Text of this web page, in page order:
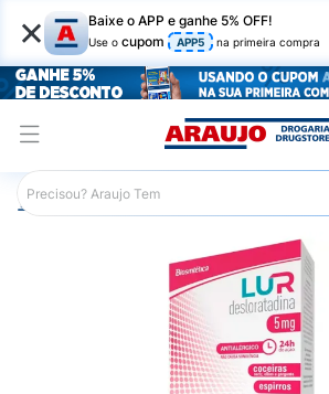
× Baixe o APP e ganhe 5% OFF!
Use o cupom APP5 na primeira compra
Araujo Medicamentos